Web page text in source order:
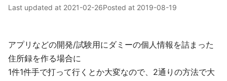
Last updated at 2021-02-26Posted at 2019-08-19
アプリなどの開発/試験用にダミーの個人情報を詰まった
住所録を作る場合に
1件1件手で打って行くとか大変なので、2通りの方法で大